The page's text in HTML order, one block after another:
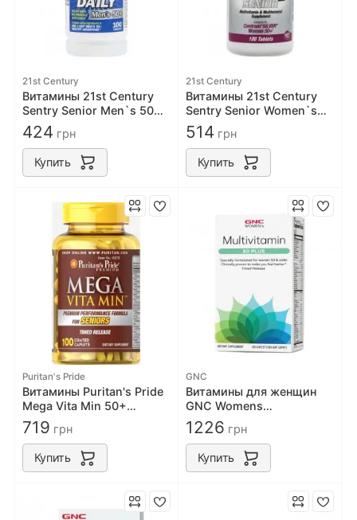
21st Century
Витамины 21st Century
Sentry Senior Men`s 50+
100 tabs
424 грн
Купить
21st Century
Витамины 21st Century
Sentry Senior Women`s
50+ 100 tabs
514 грн
Купить
Puritan's Pride
Витамины Puritan's Pride
Mega Vita Min 50+
100caps
719 грн
Купить
GNC
Витамины для женщин
GNC Womens
Multivitamin 50 plus 120
caps
1226 грн
Купить